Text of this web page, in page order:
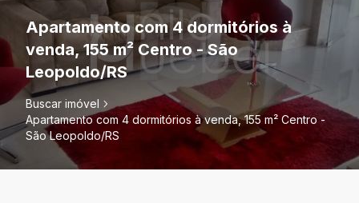
Apartamento com 4 dormitórios à
venda, 155 m² Centro - São
Leopoldo/RS
Buscar imóvel
Apartamento com 4 dormitórios à venda, 155 m² Centro -
São Leopoldo/RS